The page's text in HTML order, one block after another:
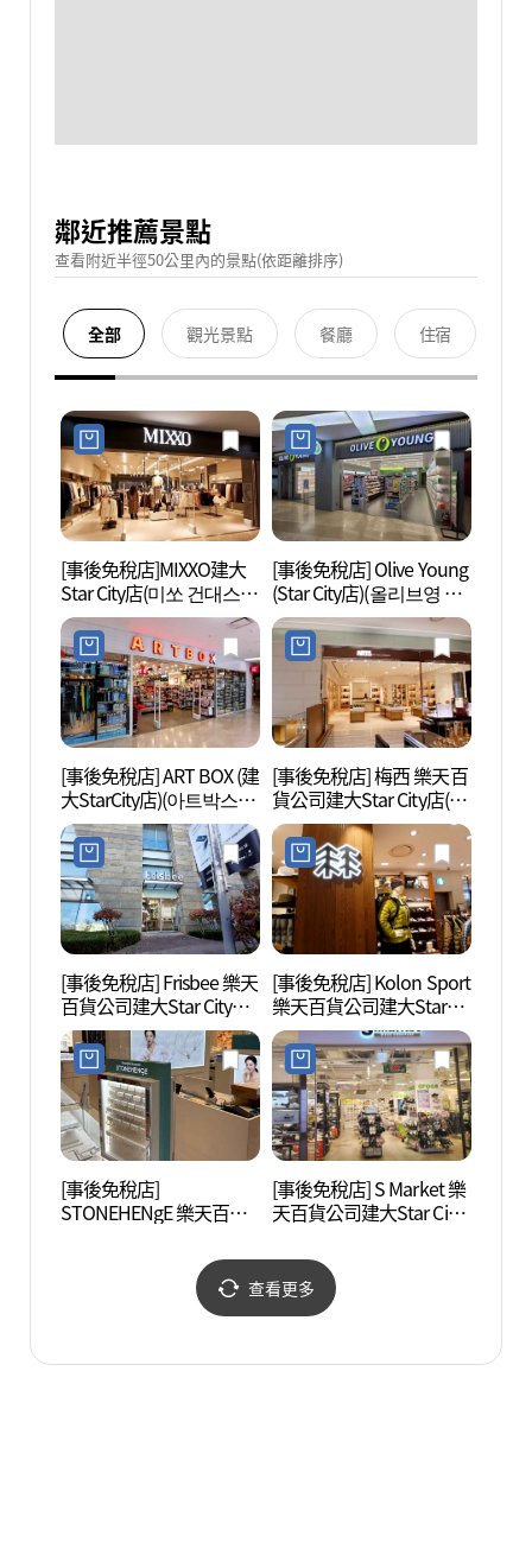
鄰近推薦景點
查看附近半徑50公里內的景點(依距離排序)
全部 觀光景點 餐廳 住宿
[事後免稅店]MIXXO建大
Star City店(미쏘 건대스타
시티점)
[事後免稅店] Olive Young
(Star City店)(올리브영 스
타시티점)
[事後免稅店] ART BOX (建
大StarCity店)(아트박스 건
대스타시티점)
[事後免稅店] 梅西 樂天百
貨公司建大Star City店(메
이시스 롯데백화점 건대
스타시티점)
[事後免稅店] Frisbee 樂天
百貨公司建大Star City店
(프리스비 롯데백화점 건
대스타시티점)
[事後免稅店] Kolon Sport
樂天百貨公司建大Star
City店(코오롱스포츠 롯데
백화점 건대스타시티점)
[事後免稅店]
STONEHENgE 樂天百貨
헨지 롯데백화점 건대스
[事後免稅店] S Market 樂
天百貨公司建大Star City
건대스타시티점)
查看更多